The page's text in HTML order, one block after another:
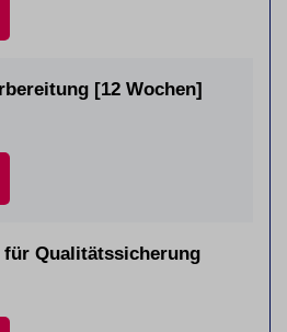
[12 Wochen]
für Qualitätssicherung